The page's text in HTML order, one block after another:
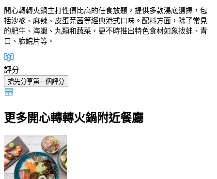
開心轉轉火鍋主打性價比高的任食放題，提供多款湯底選擇，包
括沙嗲、麻辣、皮蛋芫茜等經典港式口味。配料方面，除了常見
的肥牛、海蝦、丸類和蔬菜，更不時推出特色食材如象拔蚌、青
口、脆鯇片等。
評分
搶先分享第一個評分
更多開心轉轉火鍋附近餐廳